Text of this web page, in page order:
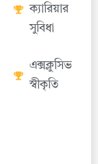
ক্যারিয়ার
সুবিধা
এক্সক্লুসিভ
স্বীকৃতি